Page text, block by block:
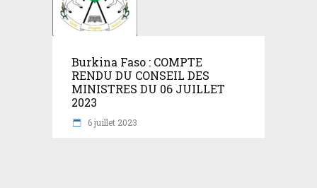
Burkina Faso : COMPTE
RENDU DU CONSEIL DES
MINISTRES DU 06 JUILLET
2023
6 juillet 2023